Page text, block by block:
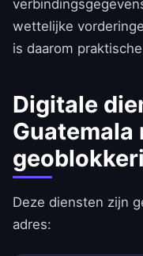
wettelijke
is daarom
Digitale
Guatemala
Deze diensten zijn
adres: